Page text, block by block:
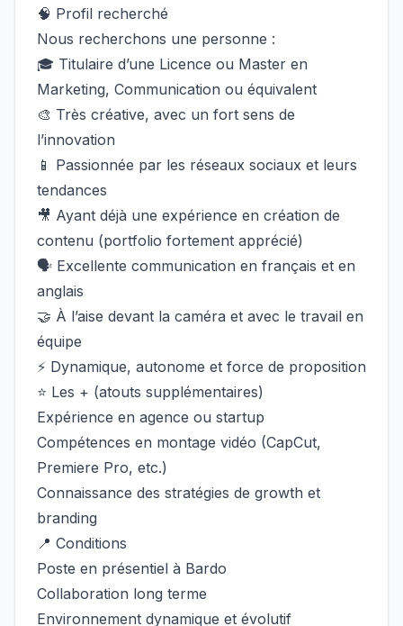
🧠 Profil recherché
Nous recherchons une personne :
🎓 Titulaire d’une Licence ou Master en
Marketing, Communication ou équivalent
🎨 Très créative, avec un fort sens de
l’innovation
📱 Passionnée par les réseaux sociaux et leurs
tendances
🎥 Ayant déjà une expérience en création de
contenu (portfolio fortement apprécié)
🗣️ Excellente communication en français et en
anglais
🤝 À l’aise devant la caméra et avec le travail en
équipe
⚡ Dynamique, autonome et force de proposition
⭐ Les + (atouts supplémentaires)
Expérience en agence ou startup
Compétences en montage vidéo (CapCut,
Premiere Pro, etc.)
Connaissance des stratégies de growth et
branding
📍 Conditions
Poste en présentiel à Bardo
Collaboration long terme
Environnement dynamique et évolutif